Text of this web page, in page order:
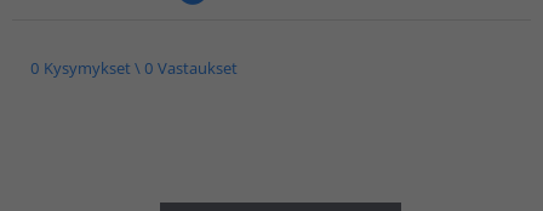
0 Kysymykset \ 0 Vastaukset